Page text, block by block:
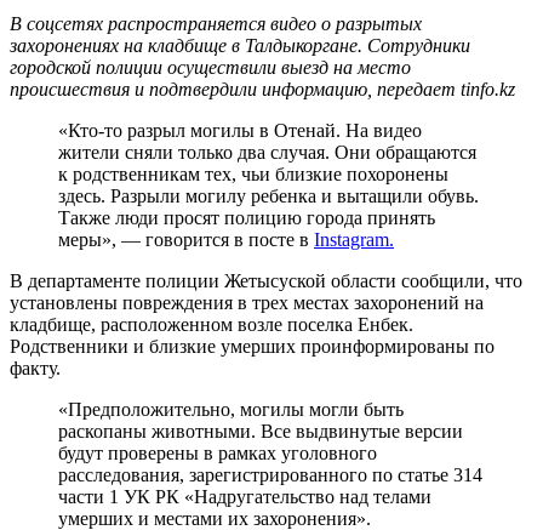
В соцсетях распространяется видео о разрытых
захоронениях на кладбище в Талдыкоргане. Сотрудники
городской полиции осуществили выезд на место
происшествия и подтвердили информацию, передает tinfo.kz
«Кто-то разрыл могилы в Отенай. На видео
жители сняли только два случая. Они обращаются
к родственникам тех, чьи близкие похоронены
здесь. Разрыли могилу ребенка и вытащили обувь.
Также люди просят полицию города принять
меры», — говорится в посте в Instagram.
В департаменте полиции Жетысуской области сообщили, что
установлены повреждения в трех местах захоронений на
кладбище, расположенном возле поселка Енбек.
Родственники и близкие умерших проинформированы по
факту.
«Предположительно, могилы могли быть
раскопаны животными. Все выдвинутые версии
будут проверены в рамках уголовного
расследования, зарегистрированного по статье 314
части 1 УК РК «Надругательство над телами
умерших и местами их захоронения».